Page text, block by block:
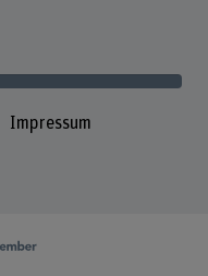
Impressum